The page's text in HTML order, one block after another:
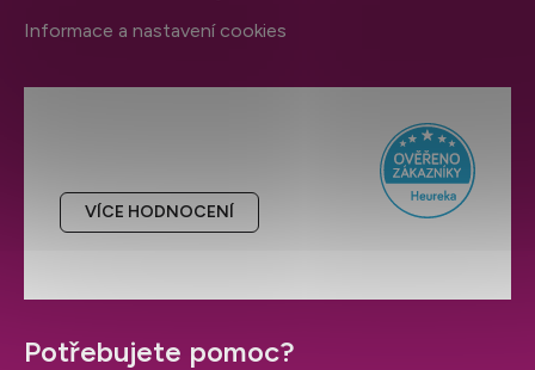
VÍCE HODNOCENÍ
Informace a nastavení cookies
Potřebujete pomoc?